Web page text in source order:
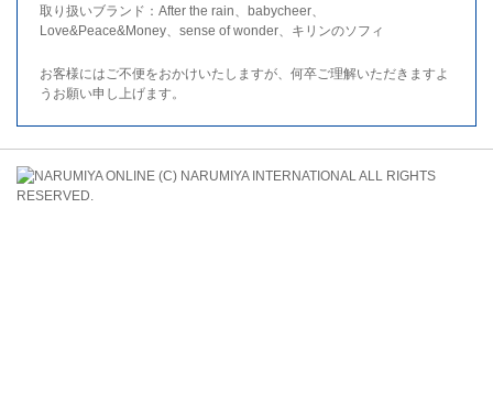
取り扱いブランド：After the rain、babycheer、
Love&Peace&Money、sense of wonder、キリンのソフィ
お客様にはご不便をおかけいたしますが、何卒ご理解いただきますよ
うお願い申し上げます。